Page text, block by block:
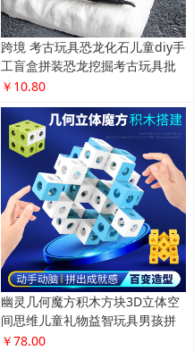
跨境 考古玩具恐龙化石儿童diy手
工盲盒拼装恐龙挖掘考古玩具批
发
￥10.80
幽灵几何魔方积木方块3D立体空
间思维儿童礼物益智玩具男孩拼
装
￥78.00